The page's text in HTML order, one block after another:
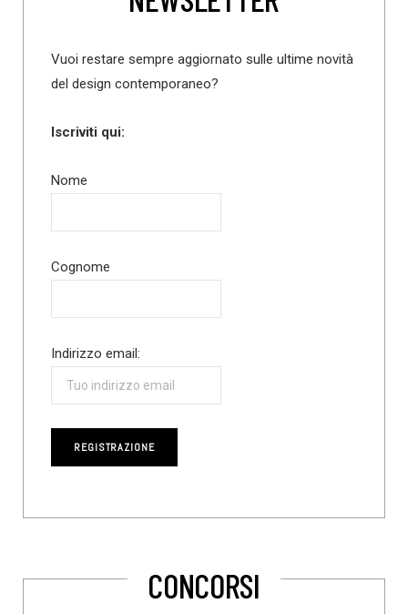
Vuoi restare sempre aggiornato sulle ultime novità
del design contemporaneo?
Iscriviti qui:
Nome
Cognome
Indirizzo email:
CONCORSI